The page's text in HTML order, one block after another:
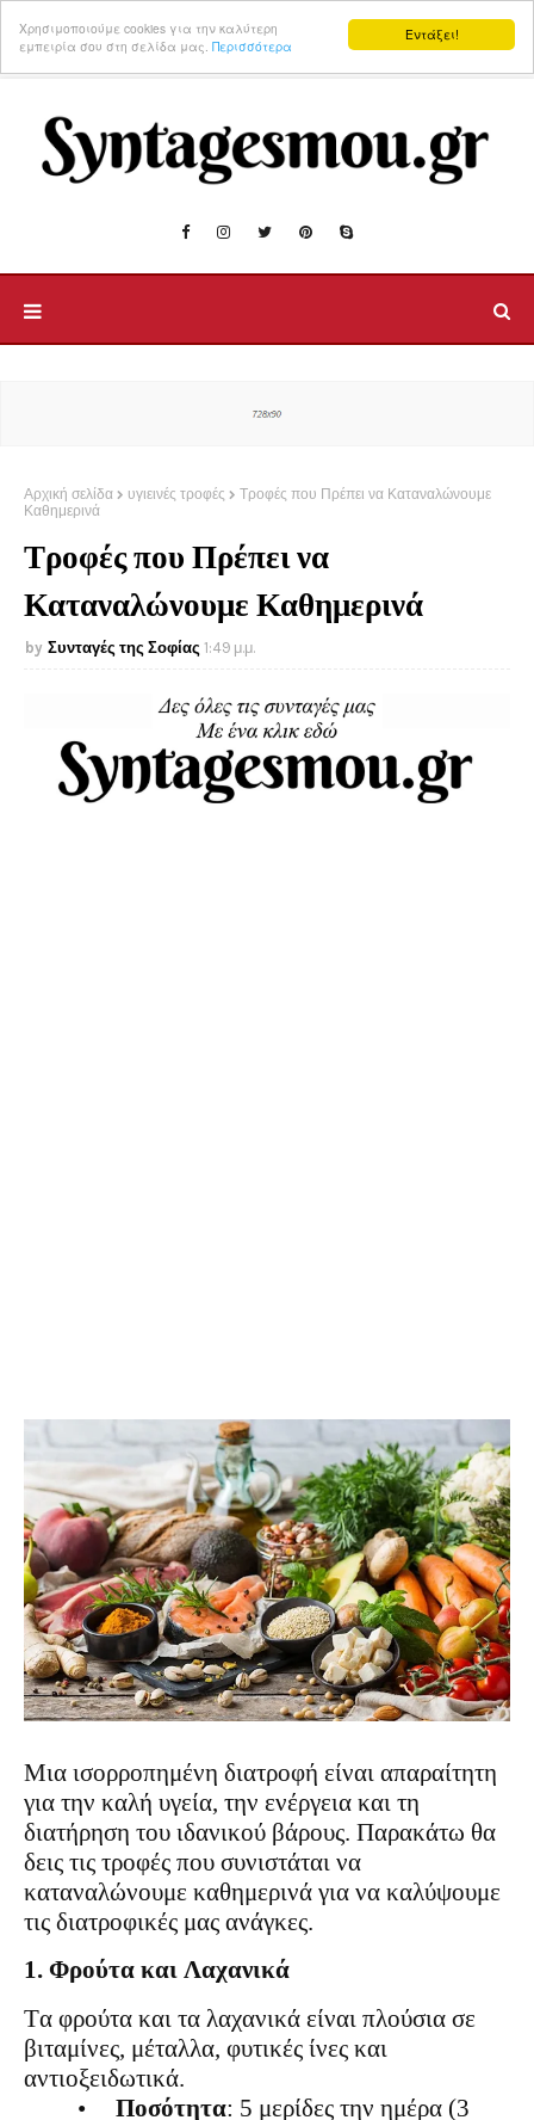
Εντάξει!
Χρησιμοποιούμε cookies για την καλύτερη
εμπειρία σου στη σελίδα μας. Περισσότερα
Αρχική σελίδα υγιεινές τροφές
Τροφές που Πρέπει να Καταναλώνουμε
Καθημερινά
Τροφές που Πρέπει να
Καταναλώνουμε Καθημερινά
Συνταγές της Σοφίας 1:49 μ.μ.
Μια ισορροπημένη διατροφή είναι απαραίτητη
για την καλή υγεία, την ενέργεια και τη
διατήρηση του ιδανικού βάρους. Παρακάτω θα
δεις τις τροφές που συνιστάται να
καταναλώνουμε καθημερινά για να καλύψουμε
τις διατροφικές μας ανάγκες.
1. Φρούτα και Λαχανικά
Τα φρούτα και τα λαχανικά είναι πλούσια σε
βιταμίνες, μέταλλα, φυτικές ίνες και
αντιοξειδωτικά.
•
Ποσότητα: 5 μερίδες την ημέρα (3